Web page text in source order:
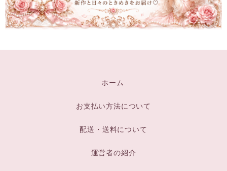
ホーム
お支払い方法について
配送・送料について
運営者の紹介